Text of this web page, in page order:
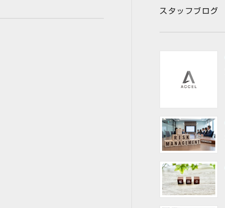
スタッフブログ